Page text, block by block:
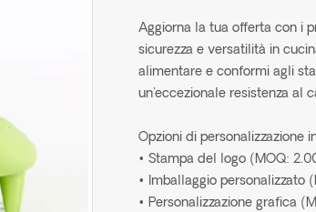
Aggiorna la tua offerta con i
sicurezza e versatilità in
alimentare e conformi agli
un'eccezionale resistenza al
Opzioni di personalizzazione
• Stampa del logo (MOQ:
• Imballaggio personalizzato
• Personalizzazione grafica